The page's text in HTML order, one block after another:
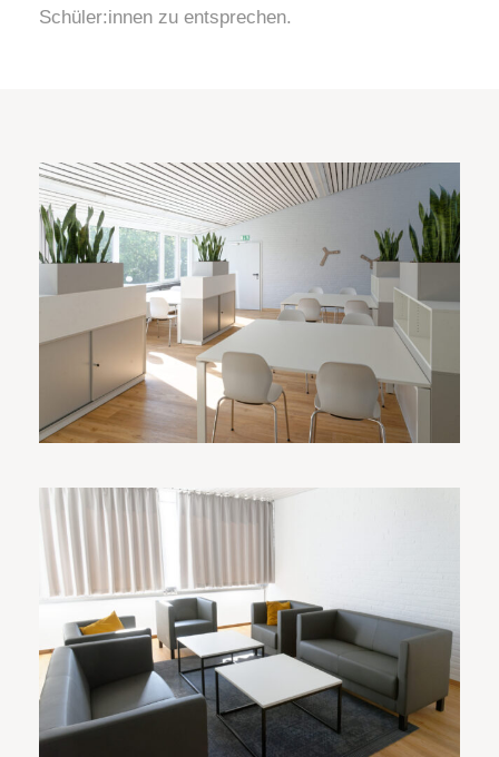
Schüler:innen zu entsprechen.